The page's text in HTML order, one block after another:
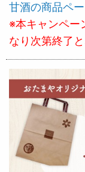
甘酒の商品ペ
※本キャンペー
なり次第終了と